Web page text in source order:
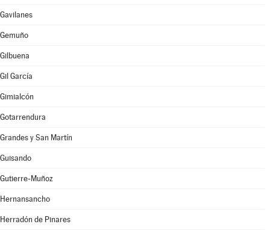
Gavilanes
Gemuño
Gilbuena
Gil García
Gimialcón
Gotarrendura
Grandes y San Martín
Guisando
Gutierre-Muñoz
Hernansancho
Herradón de Pinares